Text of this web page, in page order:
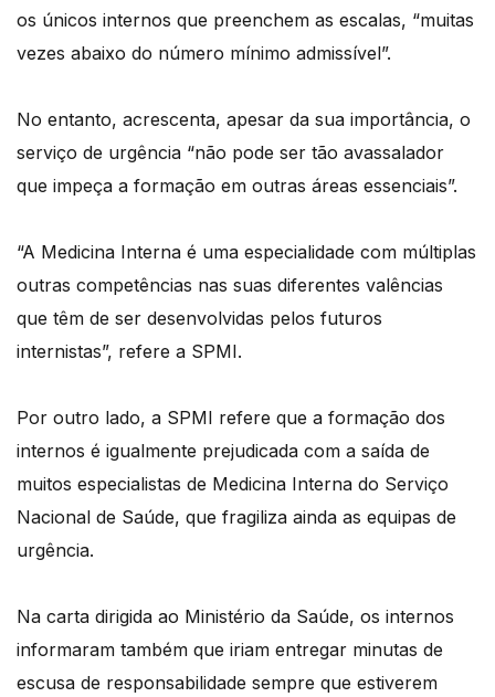
os únicos internos que preenchem as escalas, “muitas
vezes abaixo do número mínimo admissível”.
No entanto, acrescenta, apesar da sua importância, o
serviço de urgência “não pode ser tão avassalador
que impeça a formação em outras áreas essenciais”.
“A Medicina Interna é uma especialidade com múltiplas
outras competências nas suas diferentes valências
que têm de ser desenvolvidas pelos futuros
internistas”, refere a SPMI.
Por outro lado, a SPMI refere que a formação dos
internos é igualmente prejudicada com a saída de
muitos especialistas de Medicina Interna do Serviço
Nacional de Saúde, que fragiliza ainda as equipas de
urgência.
Na carta dirigida ao Ministério da Saúde, os internos
informaram também que iriam entregar minutas de
escusa de responsabilidade sempre que estiverem